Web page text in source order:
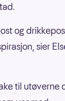
og
sier
til utøverne